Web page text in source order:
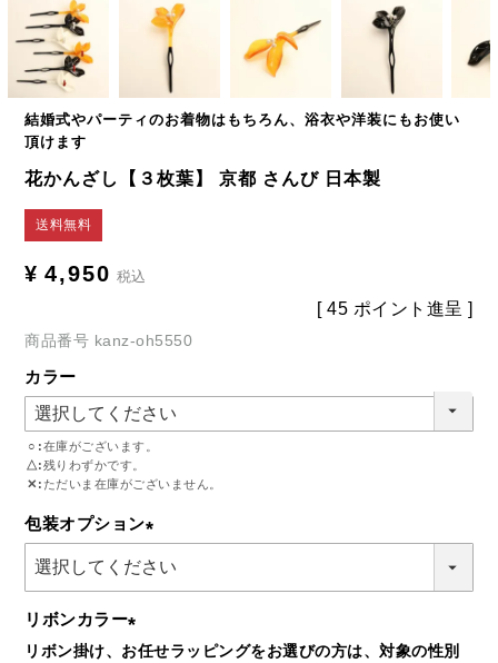
結婚式やパーティのお着物はもちろん、浴衣や洋装にもお使い
頂けます
花かんざし【３枚葉】 京都 さんび 日本製
送料無料
¥ 4,950 税込
[ 45 ポイント進呈 ]
商品番号 kanz-oh5550
カラー
○
在庫がございます。
△ 残りわずかです。
✕
ただいま在庫がございません。
包装オプション
(必
リボンカラー
(必
リボン掛け、お任せラッピングをお選びの方は、対象の性別